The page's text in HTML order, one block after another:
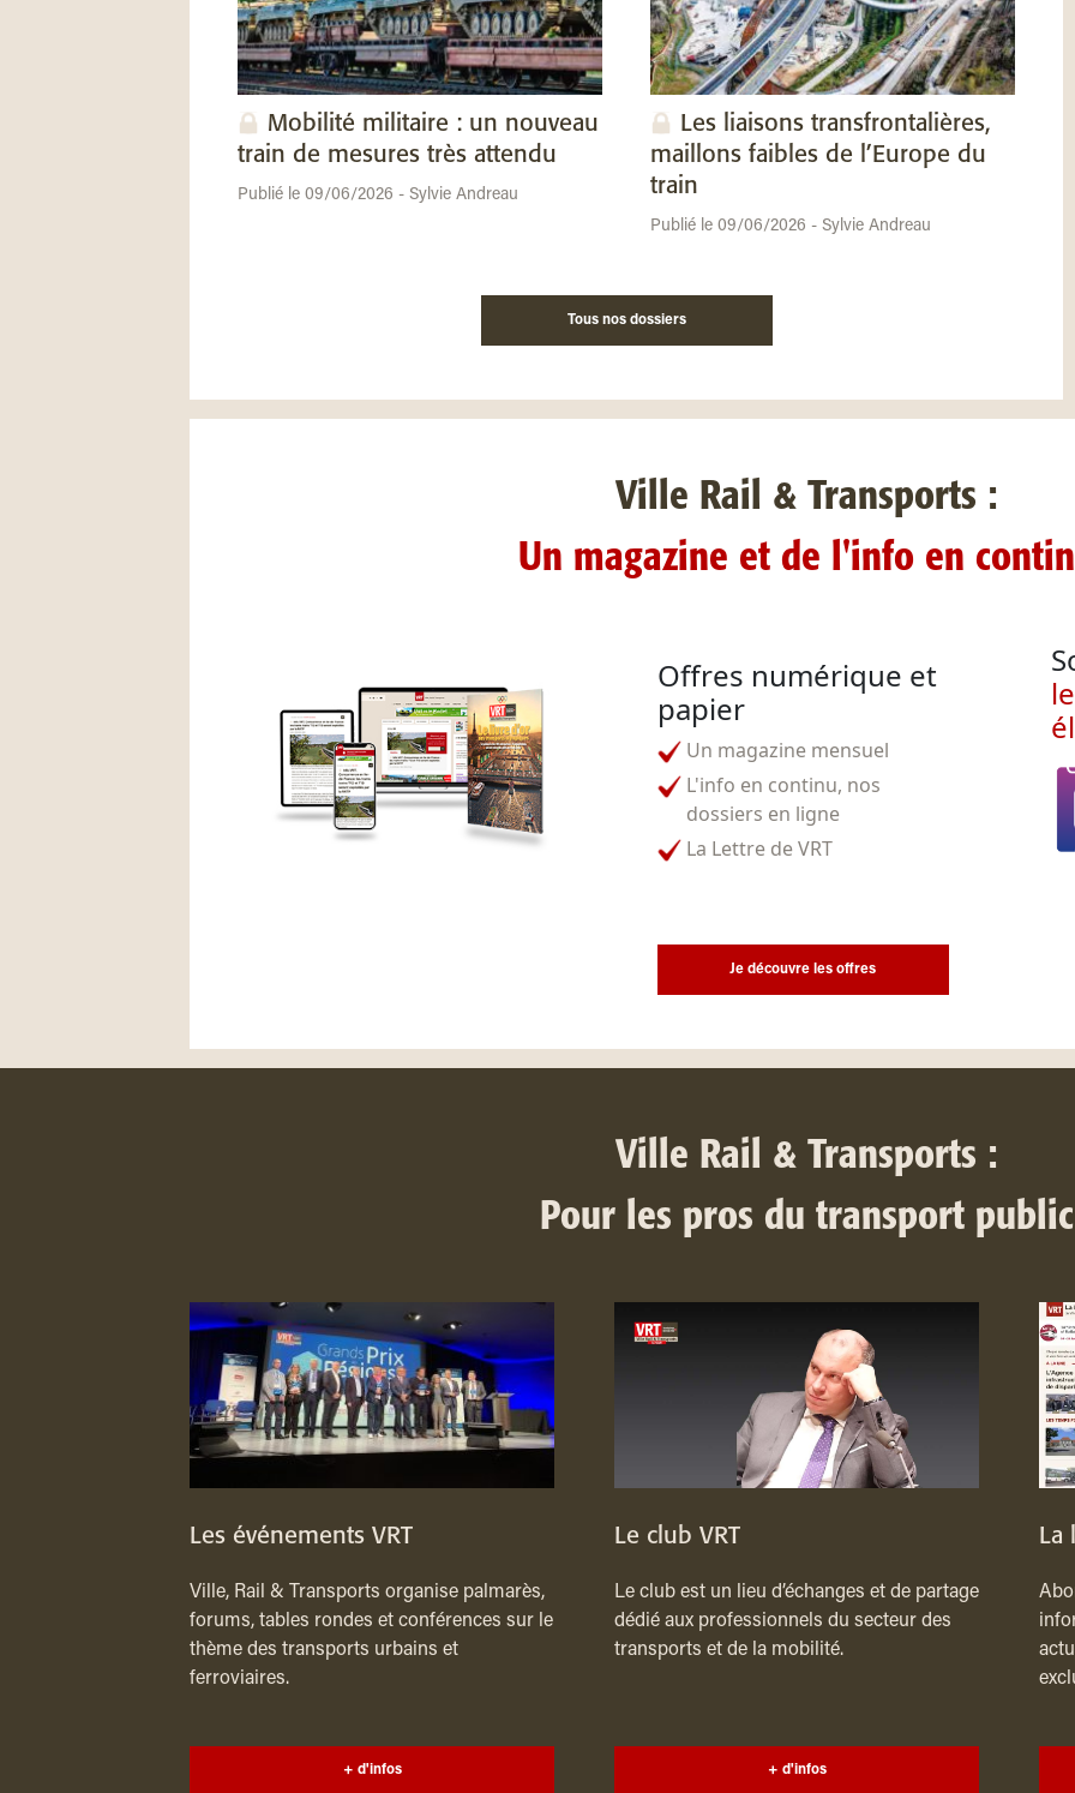
Mobilité militaire : un nouveau
train de mesures très attendu
Publié le 09/06/2026 - Sylvie Andreau
Les liaisons transfrontalières,
maillons faibles de l’Europe du
train
Publié le 09/06/2026 - Sylvie Andreau
Tous nos dossiers
Ville Rail & Transports :
Un magazine et de l'info en
Offres numérique et
papier
Un magazine mensuel
L'info en continu, nos
dossiers en ligne
La Lettre de VRT
Je découvre les offres
Ville Rail & Transports :
Pour les pros du transport public
Les événements VRT
Ville, Rail & Transports organise palmarès,
forums, tables rondes et conférences sur le
thème des transports urbains et
ferroviaires.
+ d'infos
Le club VRT
Le club est un lieu d’échanges et de partage
dédié aux professionnels du secteur des
transports et de la mobilité.
+ d'infos
La